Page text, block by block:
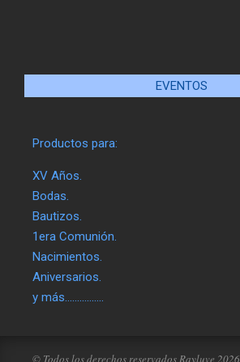
EVENTOS
Productos para:
XV Años.
Bodas.
Bautizos.
1era Comunión.
Nacimientos.
Aniversarios.
y más…………….
© Todos los derechos reservados Rayluve 2026